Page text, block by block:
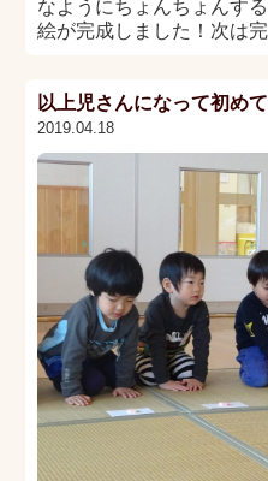
なようにちょんちょんす
絵が完成しました！次は
以上児さんになって初め
2019.04.18